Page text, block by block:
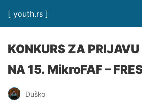
[ youth.rs ]
KONKURS ZA
NA 15. MikroFAF –
Duško